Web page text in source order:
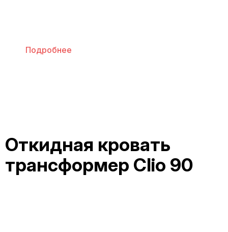
Подробнее
Откидная кровать
трансформер Clio 90